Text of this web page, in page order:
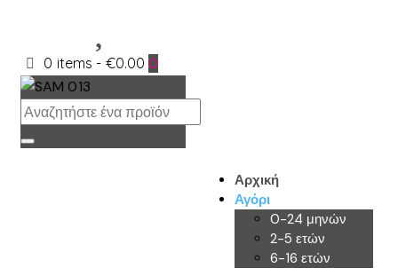
0 items - €0.00 0
Αρχική
Αγόρι
0-24 μηνών
2-5 ετών
6-16 ετών